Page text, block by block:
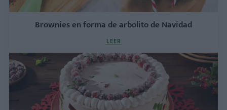
Brownies en forma de arbolito de Navidad
LEER